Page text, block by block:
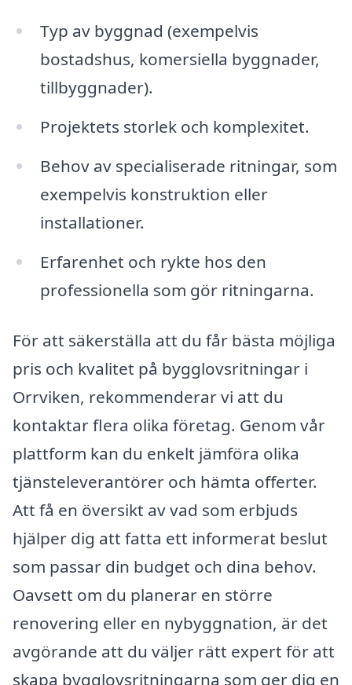
Typ av byggnad (exempelvis
bostadshus, komersiella byggnader,
tillbyggnader).
Projektets storlek och komplexitet.
Behov av specialiserade ritningar, som
exempelvis konstruktion eller
installationer.
Erfarenhet och rykte hos den
professionella som gör ritningarna.
För att säkerställa att du får bästa möjliga
pris och kvalitet på bygglovsritningar i
Orrviken, rekommenderar vi att du
kontaktar flera olika företag. Genom vår
plattform kan du enkelt jämföra olika
tjänsteleverantörer och hämta offerter.
Att få en översikt av vad som erbjuds
hjälper dig att fatta ett informerat beslut
som passar din budget och dina behov.
Oavsett om du planerar en större
renovering eller en nybyggnation, är det
avgörande att du väljer rätt expert för att
skapa bygglovsritningarna som ger dig en